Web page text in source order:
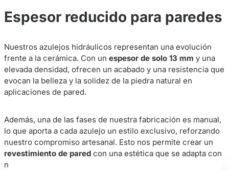
Espesor reducido para paredes
Nuestros azulejos hidráulicos representan una evolución
frente a la cerámica. Con un espesor de solo 13 mm y una
elevada densidad, ofrecen un acabado y una resistencia que
evocan la belleza y la solidez de la piedra natural en
aplicaciones de pared.
Además, una de las fases de nuestra fabricación es manual,
lo que aporta a cada azulejo un estilo exclusivo, reforzando
nuestro compromiso artesanal. Esto nos permite crear un
revestimiento de pared con una estética que se adapta con
naturalidad a proyectos minimalistas, industriales y